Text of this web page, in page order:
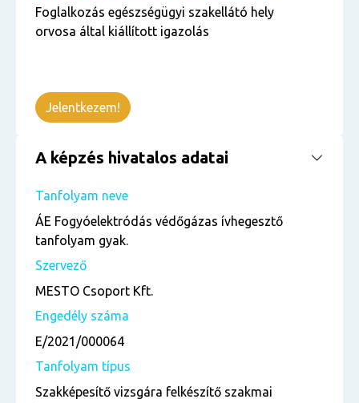
Foglalkozás egészségügyi szakellátó hely
orvosa által kiállított igazolás
Jelentkezem!
A képzés hivatalos adatai
Tanfolyam neve
ÁE Fogyóelektródás védőgázas ívhegesztő
tanfolyam gyak.
Szervező
MESTO Csoport Kft.
Engedély száma
E/2021/000064
Tanfolyam típus
Szakképesítő vizsgára felkészítő szakmai